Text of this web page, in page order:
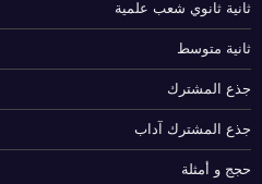
ثانية ثانوي شعب علمية
ثانية متوسط
جذع المشترك
جذع المشترك آداب
حجج و أمثلة